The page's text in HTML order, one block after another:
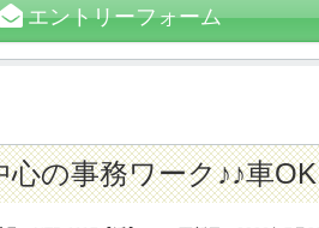
エントリーフォーム
の事務ワーク♪♪車OK